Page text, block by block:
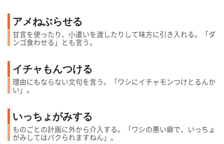
アメねぶらせる
甘言を使ったり、小遣いを渡したりして味方に引き入れる。「ダ
ンゴ食わせる」とも言う。
イチャもんつける
理由にもならない文句を言う。「ワシにイチャモンつけとるんか
い」。
いっちょがみする
ものごとの計画に外から介入する。「ワシの悪い癖で、いっちょ
がみしてはパクられますねん」。